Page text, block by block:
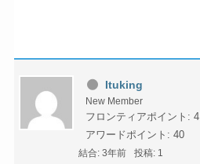
Ituking
New Member
フロンティアポイント: 4
アワードポイント: 40
結合: 3年前 投稿: 1